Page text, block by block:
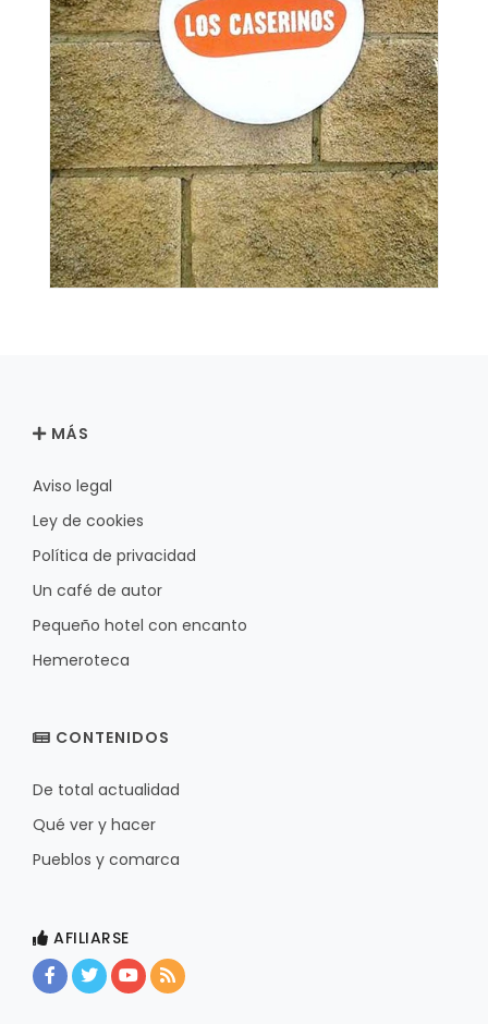
MÁS
Aviso legal
Ley de cookies
Política de privacidad
Un café de autor
Pequeño hotel con encanto
Hemeroteca
CONTENIDOS
De total actualidad
Qué ver y hacer
Pueblos y comarca
AFILIARSE